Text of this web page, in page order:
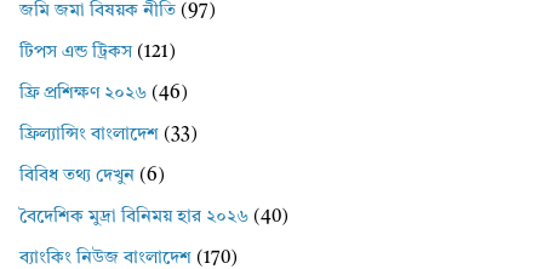
জমি জমা বিষয়ক নীতি (97)
টিপস এন্ড ট্রিকস (121)
ফ্রি প্রশিক্ষণ ২০২৬ (46)
ফ্রিল্যান্সিং বাংলাদেশ (33)
বিবিধ তথ্য দেখুন (6)
বৈদেশিক মুদ্রা বিনিময় হার ২০২৬ (40)
ব্যাংকিং নিউজ বাংলাদেশ (170)